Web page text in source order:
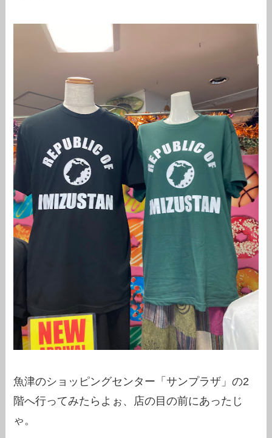
魚津のショッピングセンター「サンプラザ」の2
階へ行ってみたらよぉ、店の目の前にあったじ
ゃ。